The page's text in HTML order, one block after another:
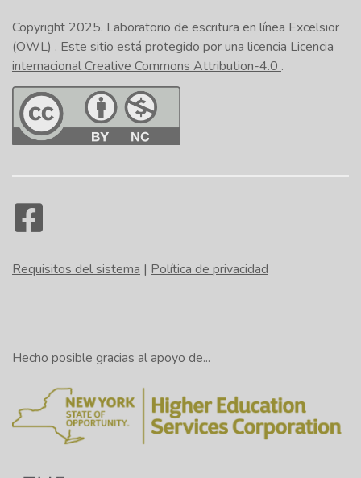
Copyright 2025. Laboratorio de escritura en línea Excelsior
(OWL) . Este sitio está protegido por una licencia Licencia
internacional Creative Commons Attribution-4.0 .
Requisitos del sistema | Política de privacidad
Hecho posible gracias al apoyo de...